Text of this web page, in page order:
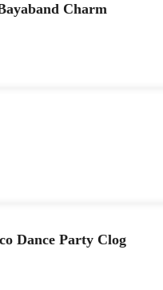
Charm
Dance Party Clog